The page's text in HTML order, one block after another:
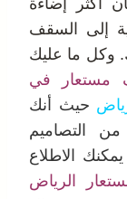
إلى السقف
وكل ما عليك
مستعار في
حيث أنك
التصاميم
الاطلاع
الرياض